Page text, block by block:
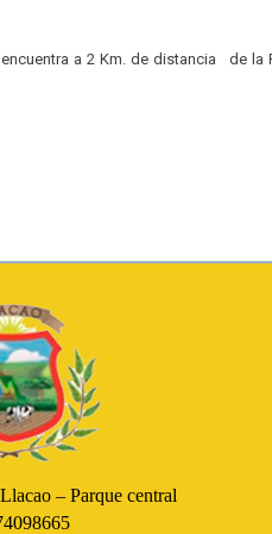
a 2 Km. de distancia de la
– Parque central